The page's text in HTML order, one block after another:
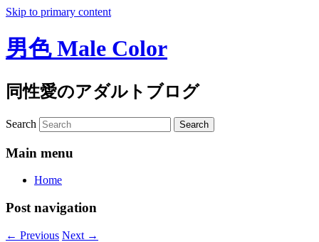
Skip to primary content
男色 Male Color
同性愛のアダルトブログ
Search
Main menu
Home
Post navigation
← Previous Next →